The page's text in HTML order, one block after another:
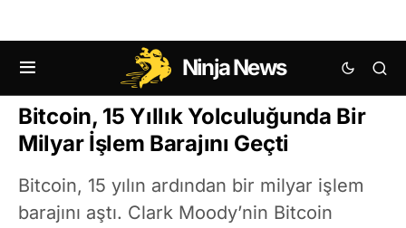
Ninja News
KRIPTO HABERLERI BITCOIN (BTC) HABERLERI
Bitcoin, 15 Yıllık Yolculuğunda Bir
Milyar İşlem Barajını Geçti
Bitcoin, 15 yılın ardından bir milyar işlem
barajını aştı. Clark Moody’nin Bitcoin